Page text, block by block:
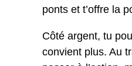
ponts et t’offre la
Côté argent, tu
convient plus. Au